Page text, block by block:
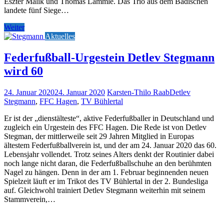
landete fünf Siege…
Weiter
Aktuelles
Federfußball-Urgestein Detlev Stegmann
wird 60
24. Januar 202024. Januar 2020 Karsten-Thilo RaabDetlev
Stegmann, FFC Hagen, TV Bühlertal
Er ist der „dienstälteste“, aktive Federfußballer in Deutschland und
zugleich ein Urgestein des FFC Hagen. Die Rede ist von Detlev
Stegman, der mittlerweile seit 29 Jahren Mitglied in Europas
ältestem Federfußballverein ist, und der am 24. Januar 2020 das 60.
Lebensjahr vollendet. Trotz seines Alters denkt der Routinier dabei
noch lange nicht daran, die Federfußballschuhe an den berühmten
Nagel zu hängen. Denn in der am 1. Februar beginnenden neuen
Spielzeit läuft er im Trikot des TV Bühlertal in der 2. Bundesliga
auf. Gleichwohl trainiert Detlev Stegmann weiterhin mit seinem
Stammverein,…